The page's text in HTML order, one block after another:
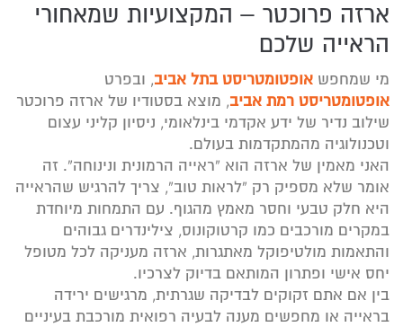
ארזה פרוכטר – המקצועיות שמאחורי
הראייה שלכם
מי שמחפש אופטומטריסט בתל אביב, ובפרט
אופטומטריסט רמת אביב, מוצא בסטודיו של ארזה פרוכטר
שילוב נדיר של ידע אקדמי בינלאומי, ניסיון קליני עצום
וטכנולוגיה מהמתקדמות בעולם.
האני מאמין של ארזה הוא “ראייה הרמונית ונינוחה”. זה
אומר שלא מספיק רק “לראות טוב”, צריך להרגיש שהראייה
היא חלק טבעי וחסר מאמץ מהגוף. עם התמחות מיוחדת
במקרים מורכבים כמו קרטוקונוס, צילינדרים גבוהים
והתאמות מולטיפוקל מאתגרות, ארזה מעניקה לכל מטופל
יחס אישי ופתרון המותאם בדיוק לצרכיו.
בין אם אתם זקוקים לבדיקה שגרתית, מרגישים ירידה
בראייה או מחפשים מענה לבעיה רפואית מורכבת בעיניים